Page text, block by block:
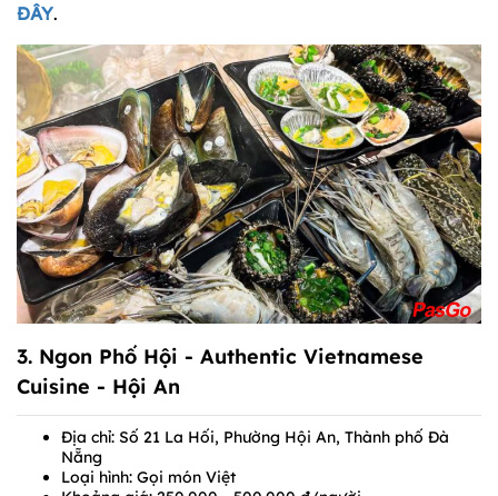
ĐÂY.
3. Ngon Phố Hội - Authentic Vietnamese
Cuisine - Hội An
Địa chỉ: Số 21 La Hối, Phường Hội An, Thành phố Đà
Nẵng
Loại hình: Gọi món Việt